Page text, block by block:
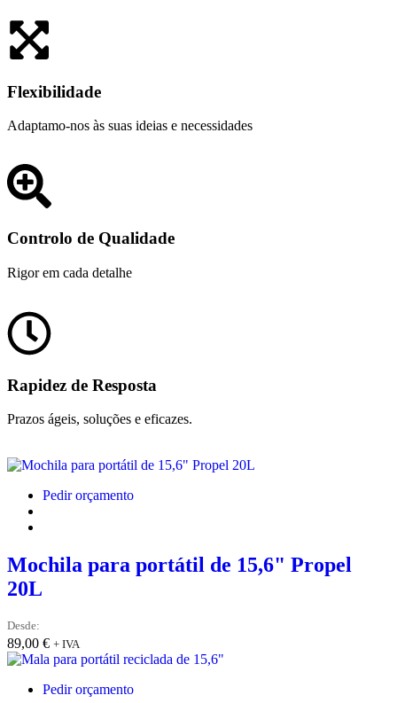
Flexibilidade
Adaptamo-nos às suas ideias e necessidades
Controlo de Qualidade
Rigor em cada detalhe
Rapidez de Resposta
Prazos ágeis, soluções e eficazes.
Pedir orçamento
Mochila para portátil de 15,6" Propel
20L
Desde:
89,00 € + IVA
Pedir orçamento